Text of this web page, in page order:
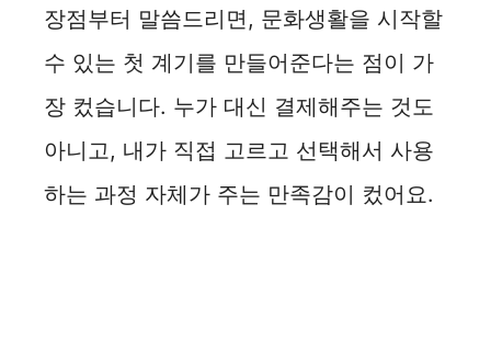
장점부터 말씀드리면, 문화생활을 시작할
수 있는 첫 계기를 만들어준다는 점이 가
장 컸습니다. 누가 대신 결제해주는 것도
아니고, 내가 직접 고르고 선택해서 사용
하는 과정 자체가 주는 만족감이 컸어요.